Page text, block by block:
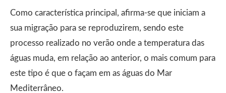
Como característica principal, afirma-se que iniciam a
sua migração para se reproduzirem, sendo este
processo realizado no verão onde a temperatura das
águas muda, em relação ao anterior, o mais comum para
este tipo é que o façam em as águas do Mar
Mediterrâneo.